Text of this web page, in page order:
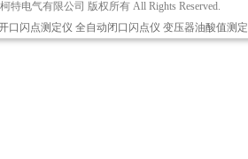
特电气有限公司 版权所有 All Rights Reserved.
口闪点测定仪 全自动闭口闪点仪 变压器油酸值测